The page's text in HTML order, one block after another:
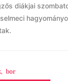
diákjai
, bor